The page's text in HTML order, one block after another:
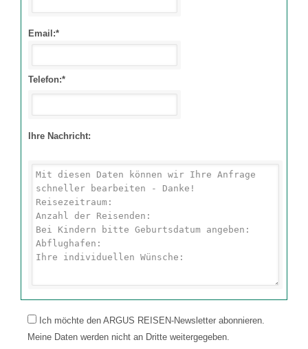
Email:*
Telefon:*
Ihre Nachricht:
Ich möchte den ARGUS REISEN-Newsletter abonnieren.
Meine Daten werden nicht an Dritte weitergegeben.